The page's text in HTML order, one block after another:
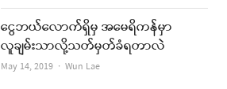
ငွေဘယ်လောက်ရှိမှ အမေရိကန်မှာ
လူချမ်းသာလို့သတ်မှတ်ခံရတာလဲ
May 14, 2019 Author
Wun Lae